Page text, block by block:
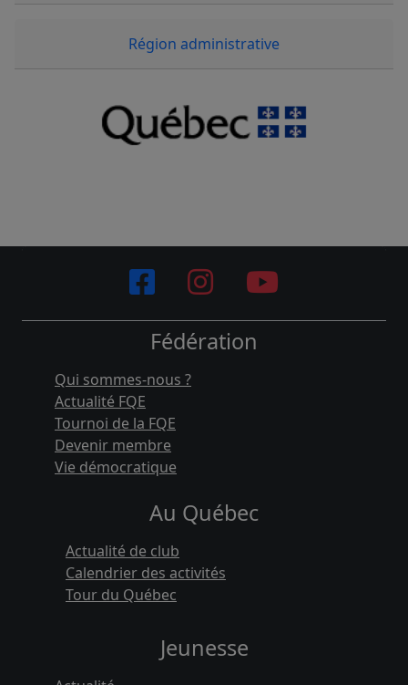
Région administrative
Fédération
Qui sommes-nous ?
Actualité FQE
Tournoi de la FQE
Devenir membre
Vie démocratique
Au Québec
Actualité de club
Calendrier des activités
Tour du Québec
Jeunesse